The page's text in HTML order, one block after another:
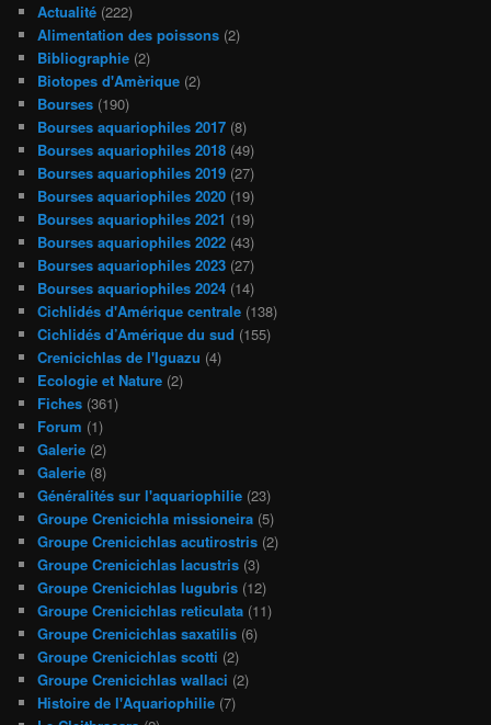
Actualité (222)
Alimentation des poissons (2)
Bibliographie (2)
Biotopes d'Amèrique (2)
Bourses (190)
Bourses aquariophiles 2017 (8)
Bourses aquariophiles 2018 (49)
Bourses aquariophiles 2019 (27)
Bourses aquariophiles 2020 (19)
Bourses aquariophiles 2021 (19)
Bourses aquariophiles 2022 (43)
Bourses aquariophiles 2023 (27)
Bourses aquariophiles 2024 (14)
Cichlidés d'Amérique centrale (138)
Cichlidés d’Amérique du sud (155)
Crenicichlas de l'Iguazu (4)
Ecologie et Nature (2)
Fiches (361)
Forum (1)
Galerie (2)
Galerie (8)
Généralités sur l'aquariophilie (23)
Groupe Crenicichla missioneira (5)
Groupe Crenicichlas acutirostris (2)
Groupe Crenicichlas lacustris (3)
Groupe Crenicichlas lugubris (12)
Groupe Crenicichlas reticulata (11)
Groupe Crenicichlas saxatilis (6)
Groupe Crenicichlas scotti (2)
Groupe Crenicichlas wallaci (2)
Histoire de l'Aquariophilie (7)